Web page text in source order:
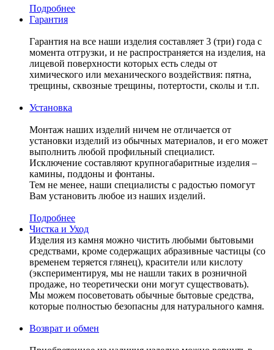
Подробнее
Гарантия
Гарантия на все наши изделия составляет 3 (три) года с
момента отгрузки, и не распространяется на изделия, на
лицевой поверхности которых есть следы от
химического или механического воздействия: пятна,
трещины, сквозные трещины, потертости, сколы и т.п.
Установка
Монтаж наших изделий ничем не отличается от
установки изделий из обычных материалов, и его может
выполнить любой профильный специалист.
Исключение составляют крупногабаритные изделия –
камины, поддоны и фонтаны.
Тем не менее, наши специалисты с радостью помогут
Вам установить любое из наших изделий.
Подробнее
Чистка и Уход
Изделия из камня можно чистить любыми бытовыми
средствами, кроме содержащих абразивные частицы (со
временем теряется глянец), красители или кислоту
(экспериментируя, мы не нашли таких в розничной
продаже, но теоретически они могут существовать).
Мы можем посоветовать обычные бытовые средства,
которые полностью безопасны для натурального камня.
Возврат и обмен